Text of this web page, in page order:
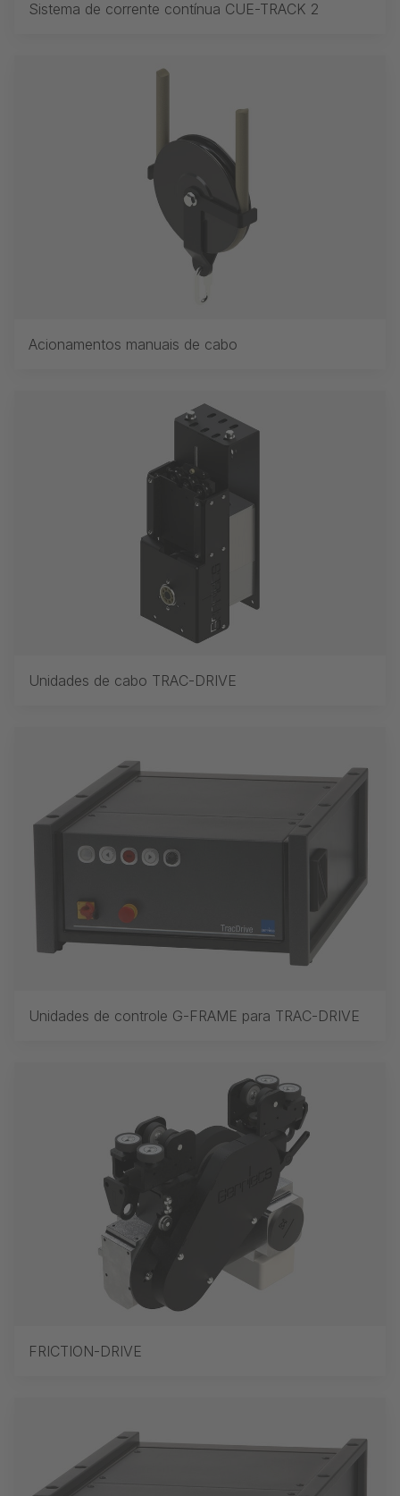
Sistema de corrente contínua CUE-TRACK 2
Acionamentos manuais de cabo
Unidades de cabo TRAC-DRIVE
Unidades de controle G-FRAME para TRAC-DRIVE
FRICTION-DRIVE